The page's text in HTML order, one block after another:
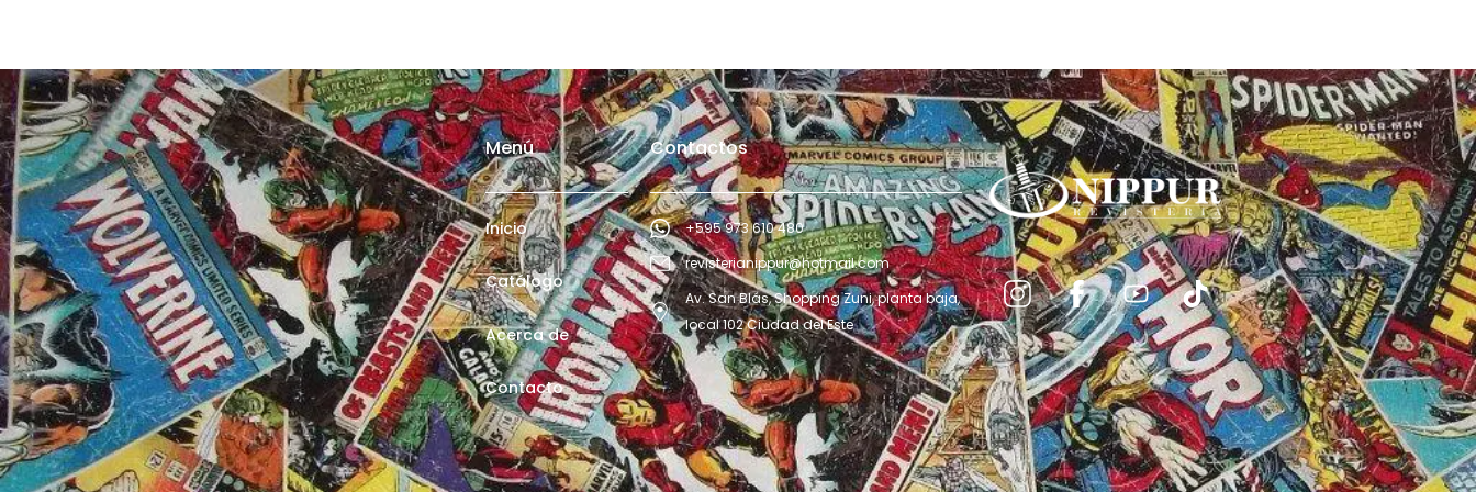
Menú
Inicio
Catálogo
Acerca de
Contacto
Contactos
+595 973 610 480
revisterianippur@hotmail.com
Av. San Blás, Shopping Zuni, planta baja,
local 102 Ciudad del Este